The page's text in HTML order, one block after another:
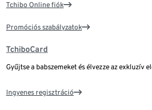
Tchibo Online fiók
Promóciós szabályzatok
TchiboCard
Gyűjtse a babszemeket és élvezze az exkluzív
Ingyenes regisztráció